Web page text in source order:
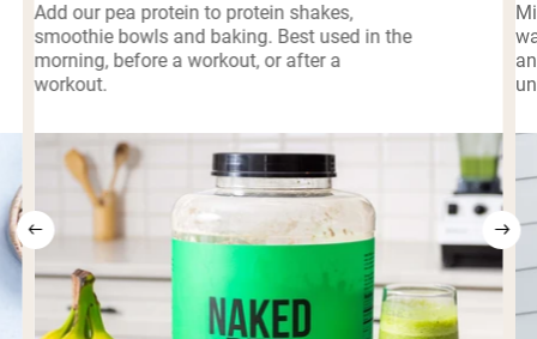
Add our pea protein to protein shakes,
smoothie bowls and baking. Best used in the
morning, before a workout, or after a
workout.